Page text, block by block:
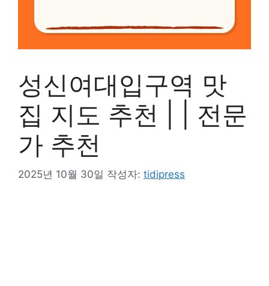
성신여대입구역 맛
집 지도 추천 | | 전문
가 추천
2025년 10월 30일 작성자: tidipress